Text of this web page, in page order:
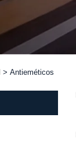
Antieméticos